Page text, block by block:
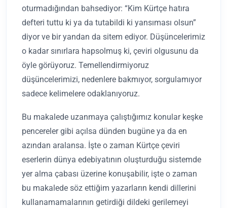
oturmadığından bahsediyor: “Kim Kürtçe hatıra
defteri tuttu ki ya da tutabildi ki yansıması olsun”
diyor ve bir yandan da sitem ediyor. Düşüncelerimiz
o kadar sınırlara hapsolmuş ki, çeviri olgusunu da
öyle görüyoruz. Temellendirmiyoruz
düşüncelerimizi, nedenlere bakmıyor, sorgulamıyor
sadece kelimelere odaklanıyoruz.
Bu makalede uzanmaya çalıştığımız konular keşke
pencereler gibi açılsa dünden bugüne ya da en
azından aralansa. İşte o zaman Kürtçe çeviri
eserlerin dünya edebiyatının oluşturduğu sistemde
yer alma çabası üzerine konuşabilir, işte o zaman
bu makalede söz ettiğim yazarların kendi dillerini
kullanamamalarının getirdiği dildeki gerilemeyi